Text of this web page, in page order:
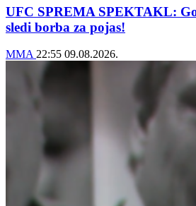
UFC SPREMA SPEKTAKL:
sledi borba za pojas!
MMA 22:55 09.08.2026.